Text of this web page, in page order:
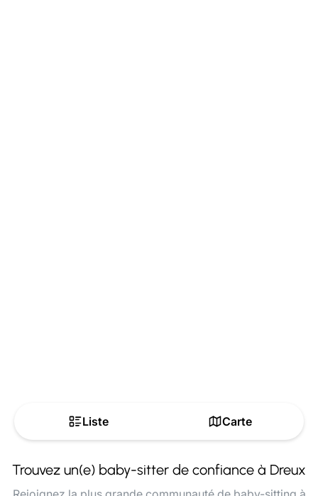
Liste Carte
Trouvez un(e) baby-sitter de confiance à Dreux